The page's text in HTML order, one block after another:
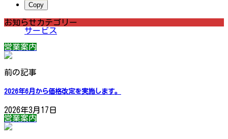
Copy
お知らせカテゴリー
サービス
営業案内
前の記事
2026年6月から価格改定を実施します。
2026年3月17日
営業案内